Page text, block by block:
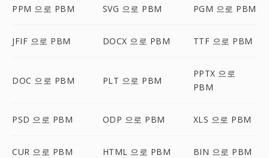
PPM 으로 PBM SVG 으로 PBM PGM 으로 PBM
JFIF 으로 PBM DOCX 으로 PBM TTF 으로 PBM
DOC 으로 PBM PLT 으로 PBM
PPTX 으로
PBM
PSD 으로 PBM ODP 으로 PBM XLS 으로 PBM
CUR 으로 PBM HTML 으로 PBM BIN 으로 PBM